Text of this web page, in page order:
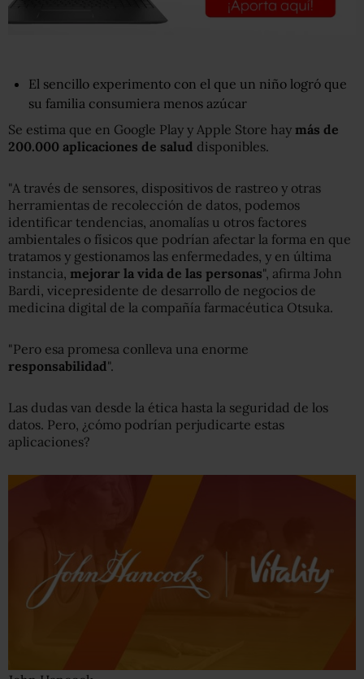
El sencillo experimento con el que un niño logró que
su familia consumiera menos azúcar
Se estima que en Google Play y Apple Store hay más de
200.000 aplicaciones de salud disponibles.
"A través de sensores, dispositivos de rastreo y otras
herramientas de recolección de datos, podemos
identificar tendencias, anomalías u otros factores
ambientales o físicos que podrían afectar la forma en que
tratamos y gestionamos las enfermedades, y en última
instancia, mejorar la vida de las personas", afirma John
Bardi, vicepresidente de desarrollo de negocios de
medicina digital de la compañía farmacéutica Otsuka.
"Pero esa promesa conlleva una enorme
responsabilidad".
Las dudas van desde la ética hasta la seguridad de los
datos. Pero, ¿cómo podrían perjudicarte estas
aplicaciones?